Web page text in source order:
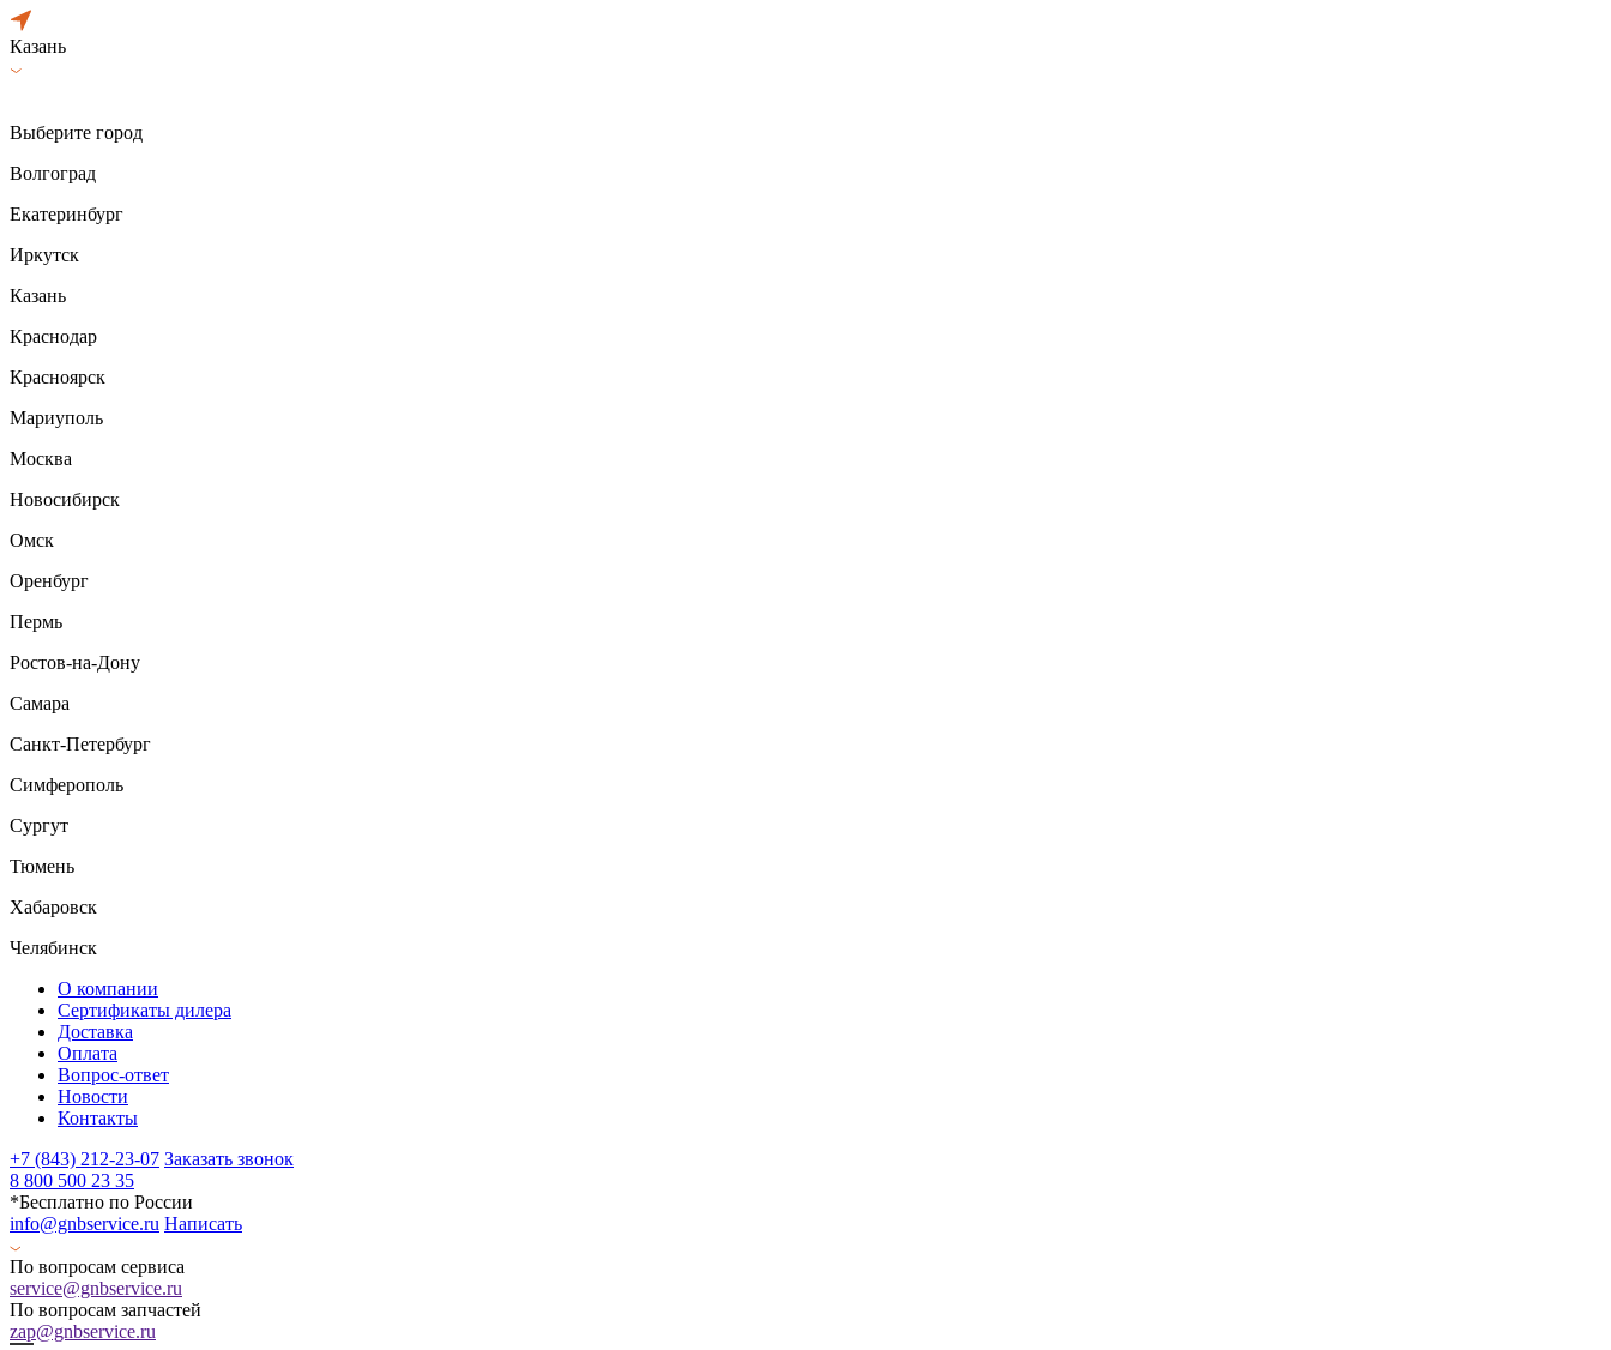
Казань
Выберите город
Волгоград
Екатеринбург
Иркутск
Казань
Краснодар
Красноярск
Мариуполь
Москва
Новосибирск
Омск
Оренбург
Пермь
Ростов-на-Дону
Самара
Санкт-Петербург
Симферополь
Сургут
Тюмень
Хабаровск
Челябинск
О компании
Сертификаты дилера
Доставка
Оплата
Вопрос-ответ
Новости
Контакты
+7 (843) 212-23-07 Заказать звонок
8 800 500 23 35
*Бесплатно по России
info@gnbservice.ru Написать
По вопросам сервиса
service@gnbservice.ru
По вопросам запчастей
zap@gnbservice.ru